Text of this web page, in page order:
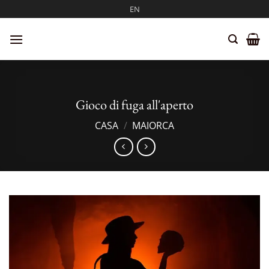
ai
contenuti
EN
Gioco di fuga all'aperto
CASA / MAIORCA